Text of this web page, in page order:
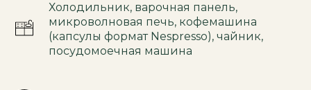
Холодильник, варочная панель,
микроволновая печь, кофемашина
(капсулы формат Nespresso), чайник,
посудомоечная машина